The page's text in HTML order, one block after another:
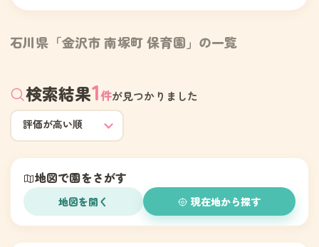
石川県「金沢市 南塚町 保育園」の一覧
検索結果1件が見つかりました
地図で園をさがす
地図を開く 現在地から探す